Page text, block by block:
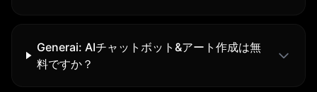
Generai: AIチャットボット&アート作成は無
料ですか？